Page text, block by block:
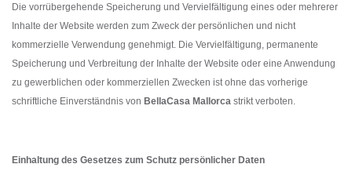
Die vorrübergehende Speicherung und Vervielfältigung eines oder mehrerer
Inhalte der Website werden zum Zweck der persönlichen und nicht
kommerzielle Verwendung genehmigt. Die Vervielfältigung, permanente
Speicherung und Verbreitung der Inhalte der Website oder eine Anwendung
zu gewerblichen oder kommerziellen Zwecken ist ohne das vorherige
schriftliche Einverständnis von BellaCasa Mallorca strikt verboten.
Einhaltung des Gesetzes zum Schutz persönlicher Daten